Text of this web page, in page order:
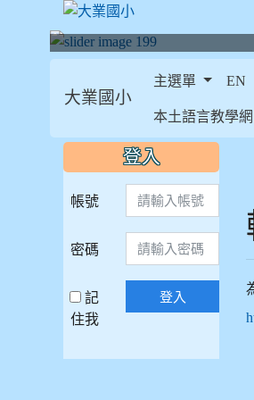
大業國小
主選單 EN
本土語言教學網
::: 登入
帳號
密碼
記
住我
登入